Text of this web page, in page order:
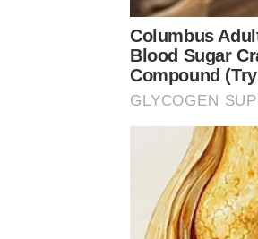
Columbus
Blood Sugar
Compound
GLYCOGEN